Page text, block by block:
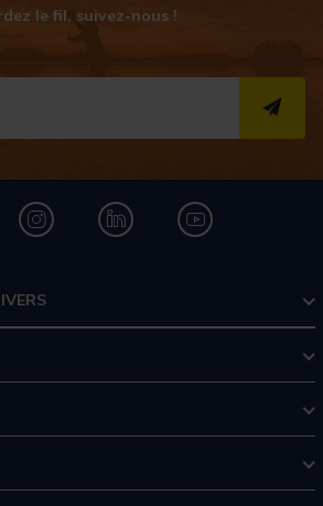
le fil, suivez-nous !